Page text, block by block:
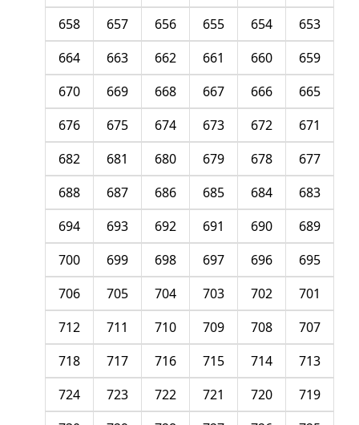
653
654
655
656
657
658
659
660
661
662
663
664
665
666
667
668
669
670
671
672
673
674
675
676
677
678
679
680
681
682
683
684
685
686
687
688
689
690
691
692
693
694
695
696
697
698
699
700
701
702
703
704
705
706
707
708
709
710
711
712
713
714
715
716
717
718
719
720
721
722
723
724